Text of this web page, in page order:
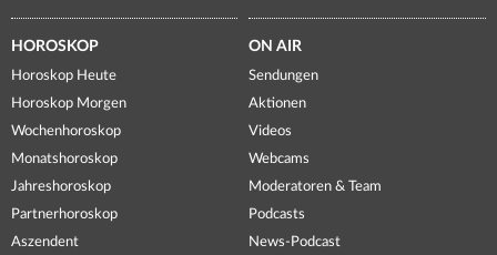
HOROSKOP
Horoskop Heute
Horoskop Morgen
Wochenhoroskop
Monatshoroskop
Jahreshoroskop
Partnerhoroskop
Aszendent
ON AIR
Sendungen
Aktionen
Videos
Webcams
Moderatoren & Team
Podcasts
News-Podcast